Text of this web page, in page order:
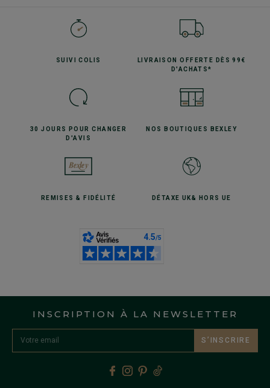
SUIVICOLIS LIVRAISON OFFERTE
DÈS 99€
D'ACHATS*
30 JOURS POURCHANGER
D'AVIS
NOS BOUTIQUES BEXLEY
REMISES& FIDÉLITÉ DÉTAXE UK& HORS UE
INSCRIPTION À LA NEWSLETTER
S’INSCRIRE